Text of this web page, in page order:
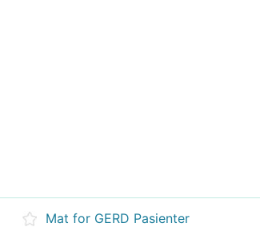
Mat for GERD Pasienter